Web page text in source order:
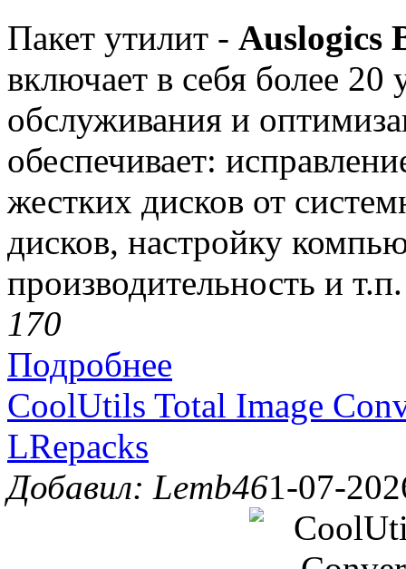
Пакет утилит - Auslogics
включает в себя более 20
обслуживания и
обеспечивает:
жестких дисков от
дисков, настройку
производительность и т.п.
170
Подробнее
CoolUtils Total Image
LRepacks
Добавил: Lemb461-07-